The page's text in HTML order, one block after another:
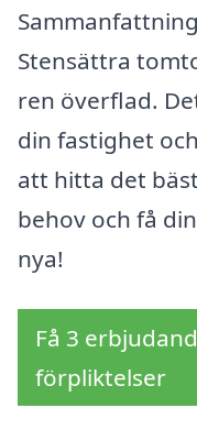
Stensättra
ren överflad.
din fastighet
att hitta det
behov och få
nya!
Få 3
förpliktelser